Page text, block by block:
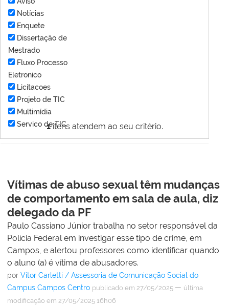
1itens atendem ao seu critério.
Notícias
Enquete
Dissertação de
Mestrado
Fluxo Processo
Eletronico
Licitacoes
Projeto de TIC
Multimídia
Servico de TIC
Vítimas de abuso sexual têm mudanças
de comportamento em sala de aula, diz
delegado da PF
Paulo Cassiano Júnior trabalha no setor responsável da
Polícia Federal em investigar esse tipo de crime, em
Campos, e alertou professores como identificar quando
o aluno (a) é vítima de abusadores.
por Vitor Carletti / Assessoria de Comunicação Social do
Campus Campos Centro publicado em 27/05/2025 — última
modificação em 27/05/2025 16h06